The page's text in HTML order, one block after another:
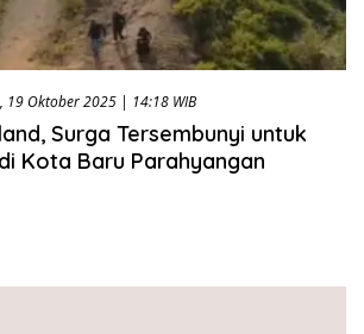
19 Oktober 2025 | 14:18 WIB
Surga Tersembunyi untuk
Kota Baru Parahyangan